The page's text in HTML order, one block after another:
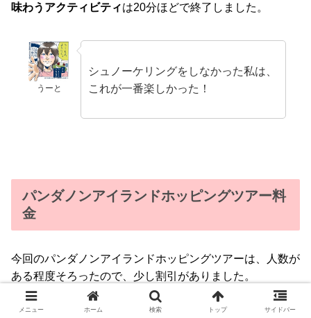
味わうアクティビティは20分ほどで終了しました。
うーと
シュノーケリングをしなかった私は、
これが一番楽しかった！
パンダノンアイランドホッピングツアー料
金
今回のパンダノンアイランドホッピングツアーは、人数が
ある程度そろったので、少し割引がありました。
大人：3,500ペソ
メニュー ホーム 検索 トップ サイドバー